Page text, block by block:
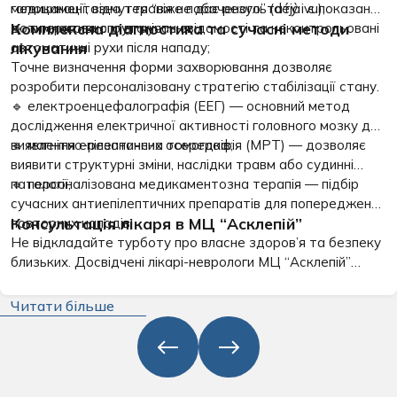
галюцинації, відчуття “вже побаченого” (déjà vu);
🔹 тимчасова сплутаність свідомості та неконтрольовані
автоматичні рухи після нападу;
медикаментозна терапія не дає результату і є показання
до оперативного втручання;
Комплексна діагностика та сучасні методи
лікування
Точне визначення форми захворювання дозволяє
розробити персоналізовану стратегію стабілізації стану.
🔹 електроенцефалографія (ЕЕГ) — основний метод
дослідження електричної активності головного мозку для
виявлення епілептичних осередків;
🔹магнітно-резонансна томографія (МРТ) — дозволяє
виявити структурні зміни, наслідки травм або судинні
патології;
🔹персоналізована медикаментозна терапія — підбір
сучасних антиепілептичних препаратів для попередження
повторних нападів;
Консультація лікаря в МЦ “Асклепій”
Не відкладайте турботу про власне здоров’я та безпеку
близьких. Досвідчені лікарі-неврологи МЦ “Асклепій”
точну діагностику на кожному етапі. Записуйтеся на
консультацію до фахівця, щоб повернути відчуття
впевненості та контроль над власним життям.
Читати більше